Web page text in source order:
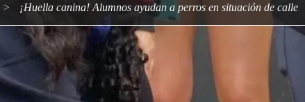
¡Huella canina! Alumnos ayudan a perros en situación de calle